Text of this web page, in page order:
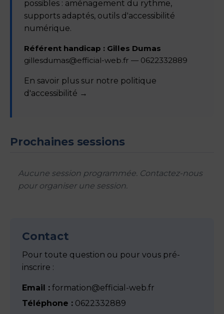
possibles : aménagement du rythme,
supports adaptés, outils d'accessibilité
numérique.
Référent handicap : Gilles Dumas
gillesdumas@efficial-web.fr — 0622332889
En savoir plus sur notre politique
d'accessibilité →
Prochaines sessions
Aucune session programmée. Contactez-nous
pour organiser une session.
Contact
Pour toute question ou pour vous pré-
inscrire :
Email : formation@efficial-web.fr
Téléphone : 0622332889